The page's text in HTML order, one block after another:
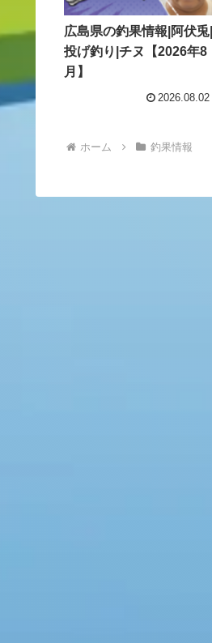
広島県の釣果情報|阿伏兎|
投げ釣り|チヌ【2026年8
月】
2026.08.02
ホーム 釣果情報